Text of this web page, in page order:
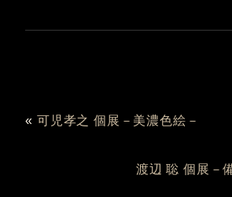
« 可児孝之 個展－美濃色絵－
渡辺 聡 個展－